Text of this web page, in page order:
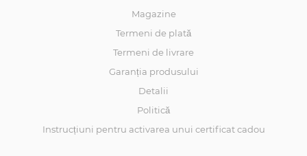
Magazine
Termeni de plată
Termeni de livrare
Garanția produsului
Detalii
Politică
Instrucțiuni pentru activarea unui certificat cadou